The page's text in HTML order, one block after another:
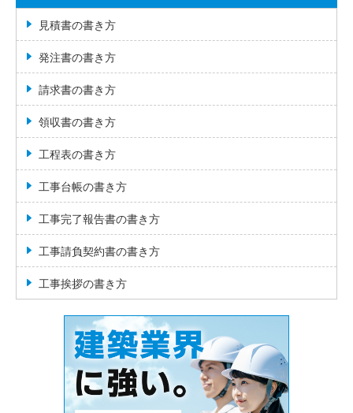
見積書の書き方
発注書の書き方
請求書の書き方
領収書の書き方
工程表の書き方
工事台帳の書き方
工事完了報告書の書き方
工事請負契約書の書き方
工事挨拶の書き方